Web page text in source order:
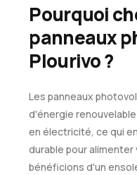
Pourquoi
panneaux
Plourivo ?
Les panneaux
d'énergie
en électricité, ce qui
durable pour alimenter
bénéficions d'un